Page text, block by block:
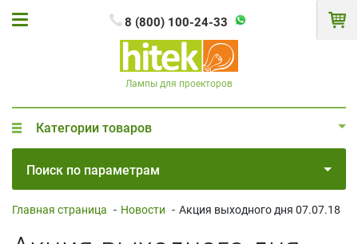
8 (800) 100-24-33
Лампы для проекторов
Категории товаров
Поиск по параметрам
Главная страница - Новости - Акция выходного дня 07.07.18